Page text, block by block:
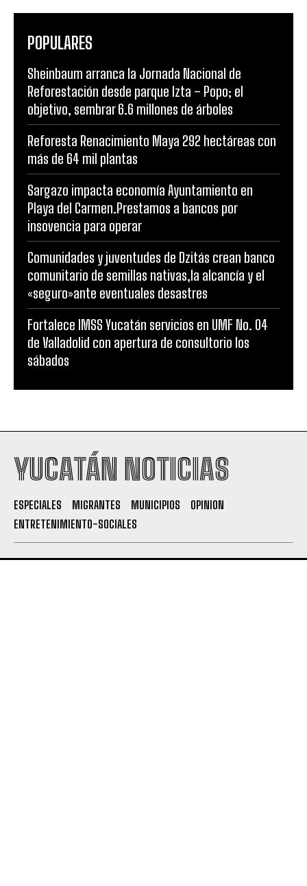
POPULARES
Sheinbaum arranca la Jornada Nacional de
Reforestación desde parque Izta – Popo; el
objetivo, sembrar 6.6 millones de árboles
Reforesta Renacimiento Maya 292 hectáreas con
más de 64 mil plantas
Sargazo impacta economía Ayuntamiento en
Playa del Carmen.Prestamos a bancos por
insovencia para operar
Comunidades y juventudes de Dzitás crean banco
comunitario de semillas nativas,la alcancía y el
«seguro»ante eventuales desastres
Fortalece IMSS Yucatán servicios en UMF No. 04
de Valladolid con apertura de consultorio los
sábados
YUCATÁN NOTICIAS
ESPECIALES MIGRANTES MUNICIPIOS
OPINION
ENTRETENIMIENTO-SOCIALES